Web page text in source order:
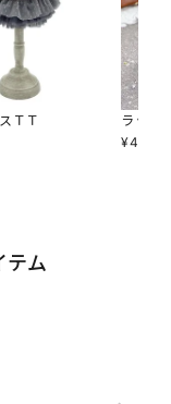
ＴＴ
ラッフ
¥4,488
テム